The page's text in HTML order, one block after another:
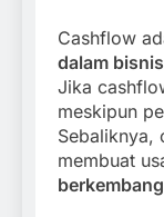
Cashflow
dalam bisnis
Jika
meskipun
Sebaliknya,
membuat
berkembang